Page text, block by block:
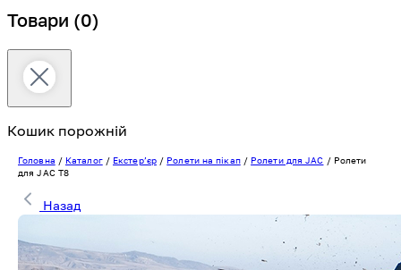
Товари (0)
Кошик порожній
Головна / Каталог/ Екстерʼєр/ Ролети на пікап/ Ролети для JAC / Ролети
для JAC T8
Назад